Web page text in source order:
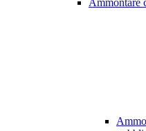
Ammontare